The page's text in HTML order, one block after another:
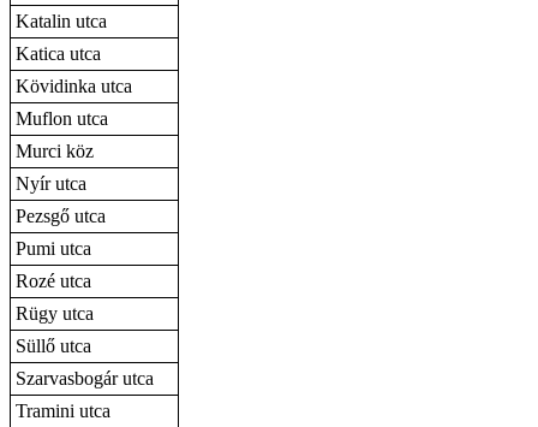
Katalin utca
Katica utca
Kövidinka utca
Muflon utca
Murci köz
Nyír utca
Pezsgő utca
Pumi utca
Rozé utca
Rügy utca
Süllő utca
Szarvasbogár utca
Tramini utca